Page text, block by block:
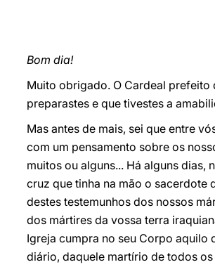
Bom dia!
Muito obrigado. O Cardeal prefeito
preparastes e que tivestes a
Mas antes de mais, sei que entre
com um pensamento sobre os
muitos ou alguns... Há alguns dias,
cruz que tinha na mão o sacerdote
destes testemunhos dos nossos
dos mártires da vossa terra
Igreja cumpra no seu Corpo aquilo
diário, daquele martírio de todos